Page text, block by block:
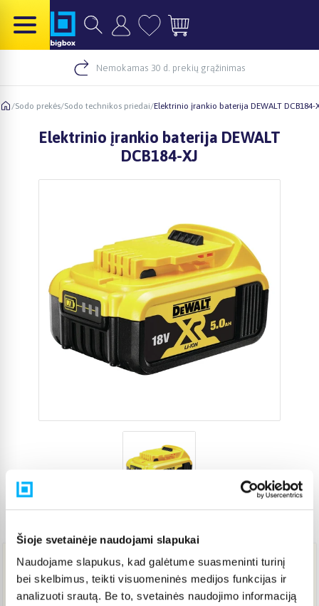
Šioje svetainėje naudojami slapukai
Naudojame slapukus, kad galėtume suasmeninti turinį
bei skelbimus, teikti visuomeninės medijos funkcijas ir
analizuoti srautą. Be to, svetainės naudojimo informaciją
Nemokamas 30 d. prekių grąžinimas
/Sodo prekės/Sodo technikos priedai/Elektrinio įrankio baterija DEWALT DCB184-
Elektrinio įrankio baterija DEWALT
DCB184-XJ
66,99 €